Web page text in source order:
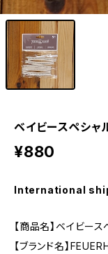
ベイビースペシ
¥880
International
【商品名】ベイビー
【ブランド名】